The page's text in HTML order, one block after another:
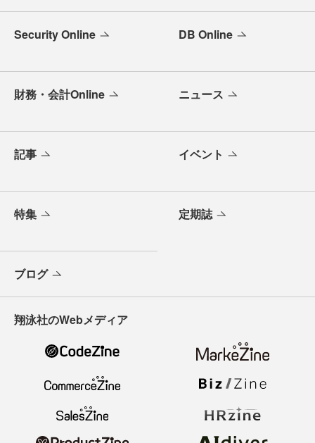
Security Online DB Online
財務・会計Online ニュース
記事 イベント
特集 定期誌
ブログ
翔泳社のWebメディア